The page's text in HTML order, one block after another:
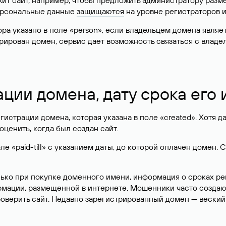
данные защищаются на уровне
указано в поле «person», если владельцем домена
домен, сервис дает возможность связаться с
домена, дату срока его
домена, которая указана в поле «created». Хотя
когда был создан сайт.
«paid-till» с указанием даты, до которой оплачен домен.
при покупке доменного имени, информация о сроках
размещенной в интернете. Мошенники часто
сайт. Недавно зарегистрированный домен —